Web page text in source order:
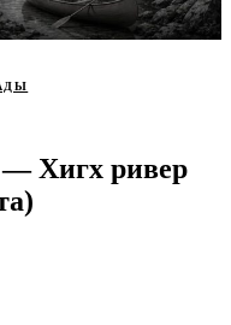
Хигх ривер